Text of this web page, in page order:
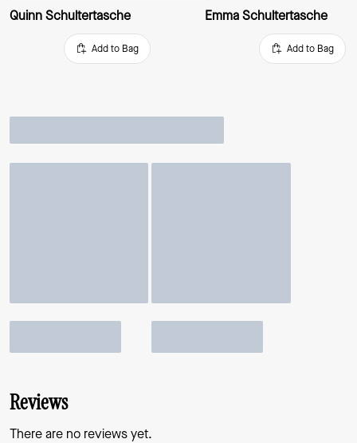
Quinn Schultertasche
Add to Bag
Emma Schultertasche
Add to Bag
Reviews
There are no reviews yet.